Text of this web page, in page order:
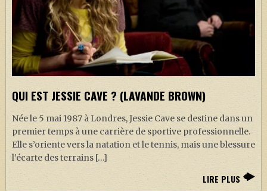
QUI EST JESSIE CAVE ? (LAVANDE BROWN)
Née le 5 mai 1987 à Londres, Jessie Cave se destine dans un
premier temps à une carrière de sportive professionnelle.
Elle s’oriente vers la natation et le tennis, mais une blessure
l’écarte des terrains […]
LIRE PLUS